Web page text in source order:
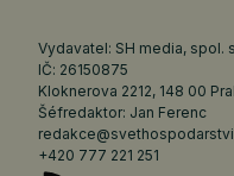
Vydavatel: SH media, spol.
IČ: 26150875
Kloknerova 2212, 148 00
Šéfredaktor: Jan Ferenc
+420 777 221 251